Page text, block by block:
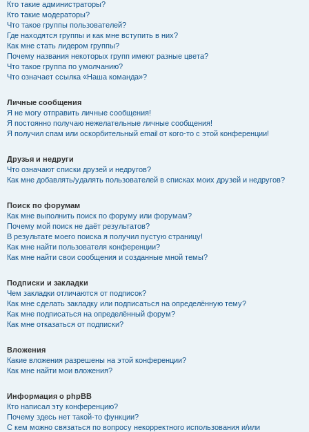
Кто такие администраторы?
Кто такие модераторы?
Что такое группы пользователей?
Где находятся группы и как мне вступить в них?
Как мне стать лидером группы?
Почему названия некоторых групп имеют разные цвета?
Что такое группа по умолчанию?
Что означает ссылка «Наша команда»?
Личные сообщения
Я не могу отправить личные сообщения!
Я постоянно получаю нежелательные личные сообщения!
Я получил спам или оскорбительный email от кого-то с этой конференции!
Друзья и недруги
Что означают списки друзей и недругов?
Как мне добавлять/удалять пользователей в списках моих друзей и недругов?
Поиск по форумам
Как мне выполнить поиск по форуму или форумам?
Почему мой поиск не даёт результатов?
В результате моего поиска я получил пустую страницу!
Как мне найти пользователя конференции?
Как мне найти свои сообщения и созданные мной темы?
Подписки и закладки
Чем закладки отличаются от подписок?
Как мне сделать закладку или подписаться на определённую тему?
Как мне подписаться на определённый форум?
Как мне отказаться от подписки?
Вложения
Какие вложения разрешены на этой конференции?
Как мне найти мои вложения?
Информация о phpBB
Кто написал эту конференцию?
Почему здесь нет такой-то функции?
С кем можно связаться по вопросу некорректного использования и/или